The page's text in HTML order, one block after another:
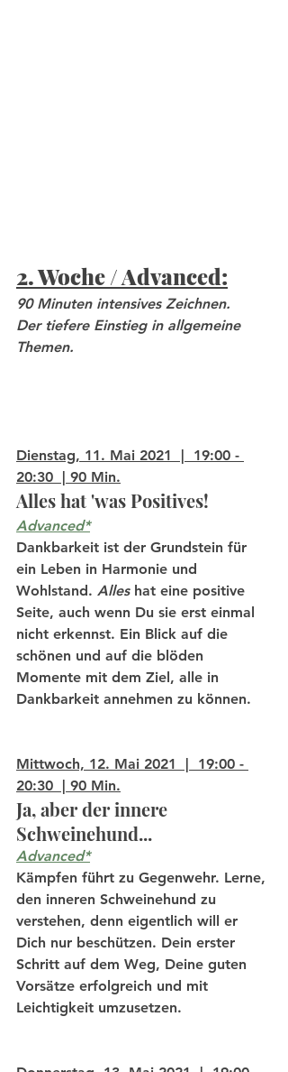
2. Woche / Advanced:
90 Minuten intensives Zeichnen.
Der tiefere Einstieg in allgemeine
Themen.
Dienstag, 11. Mai 2021  |  19:00 -
20:30  | 90 Min.
Alles hat 'was Positives!
Advanced*
Dankbarkeit ist der Grundstein für
ein Leben in Harmonie und
Wohlstand. Alles hat eine positive
Seite, auch wenn Du sie erst einmal
nicht erkennst. Ein Blick auf die
schönen und auf die blöden
Momente mit dem Ziel, alle in
Dankbarkeit annehmen zu können.
Mittwoch, 12. Mai 2021  |  19:00 -
20:30  | 90 Min.
Ja, aber der innere
Schweinehund...
Advanced*
Kämpfen führt zu Gegenwehr. Lerne,
den inneren Schweinehund zu
verstehen, denn eigentlich will er
Dich nur beschützen. Dein erster
Schritt auf dem Weg, Deine guten
Vorsätze erfolgreich und mit
Leichtigkeit umzusetzen.